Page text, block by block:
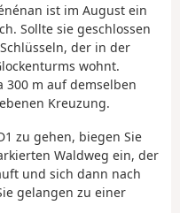
ist im August ein
Sollte sie geschlossen
der in der
wohnt.
300 m auf demselben
Kreuzung.
zu gehen, biegen Sie
Waldweg ein, der
und sich dann nach
gelangen zu einer